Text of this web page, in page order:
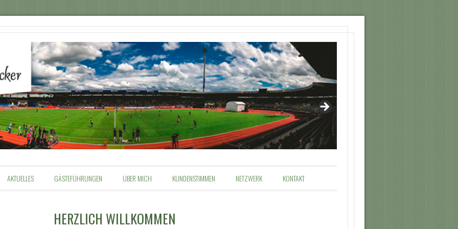
Becker
AKTUELLES GÄSTEFÜHRUNGEN ÜBER MICH KUNDENSTIMMEN NETZWERK KONTAKT
HERZLICH WILLKOMMEN